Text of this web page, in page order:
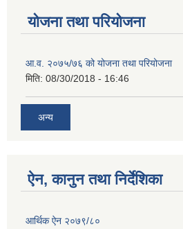
योजना तथा परियोजना
आ.व. २०७५/७६ को योजना तथा परियोजना
मिति: 08/30/2018 - 16:46
अन्य
ऐन, कानुन तथा निर्देशिका
आर्थिक ऐन २०७९/८०